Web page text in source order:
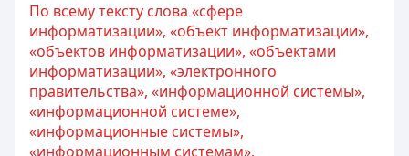
По всему тексту слова «сфере
информатизации», «объект информатизации»,
«объектов информатизации», «объектами
информатизации», «электронного
правительства», «информационной системы»,
«информационной системе»,
«информационные системы»,
«информационным системам»,